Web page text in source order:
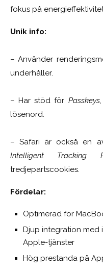
fokus på
Unik info:
– Använder
underhåller.
– Har stöd för Passkeys
lösenord.
– Safari är också en
Intelligent Tracking
tredjepartscookies.
Fördelar:
Optimerad för
Djup integration med
Apple-tjänster
Hög prestanda på